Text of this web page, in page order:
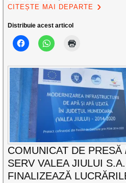
CITEȘTE MAI DEPARTE
Distribuie acest articol
COMUNICAT DE PRESĂ
SERV VALEA JIULUI S.A.
FINALIZEAZĂ